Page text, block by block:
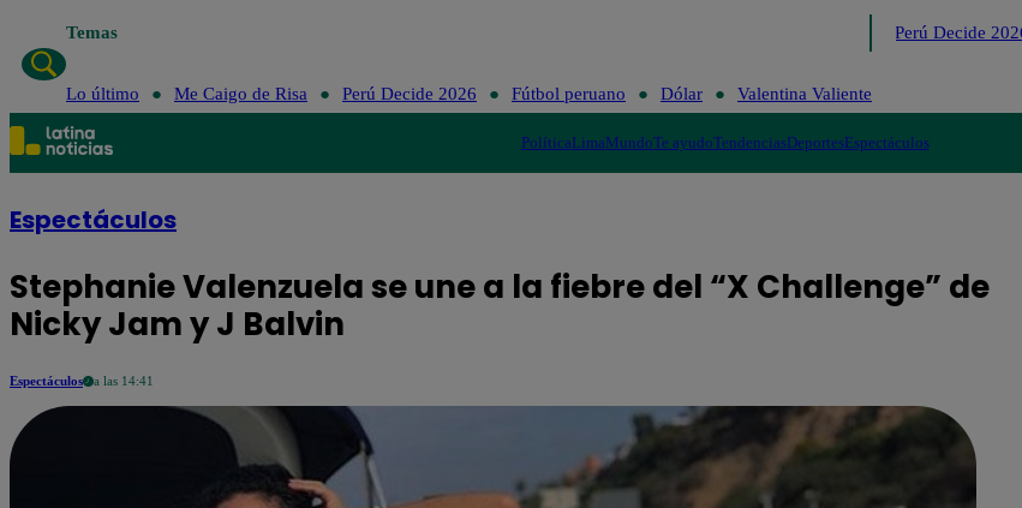
Temas Perú Decide 2026
Lo último Me Caigo de Risa Perú Decide 2026 Fútbol peruano Dólar Valentina Valiente
PolíticaLimaMundoTe ayudoTendenciasDeportesEspectáculos
Espectáculos
Stephanie Valenzuela se une a la fiebre del “X Challenge” de
Nicky Jam y J Balvin
Espectáculos a las 14:41